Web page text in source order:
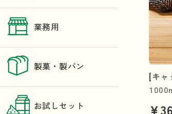
業務用
製菓・製パン
お試しセット
[キャ